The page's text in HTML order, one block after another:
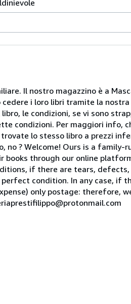
Il nostro magazzino è a
i loro libri tramite la
le condizioni, se vi sono
condizioni. Per maggiori info,
lo stesso libro a prezzi
? Welcome! Ours is a family-
through our online
if there are tears,
condition. In any case, if
only postage: therefore,